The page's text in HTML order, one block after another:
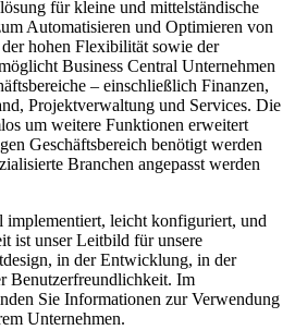
für kleine und mittelständische
Automatisieren und Optimieren von
hohen Flexibilität sowie der
Business Central Unternehmen
– einschließlich Finanzen,
Projektverwaltung und Services. Die
um weitere Funktionen erweitert
Geschäftsbereich benötigt werden
Branchen angepasst werden
implementiert, leicht konfiguriert, und
ist unser Leitbild für unsere
in der Entwicklung, in der
Benutzerfreundlichkeit. Im
Sie Informationen zur Verwendung
Unternehmen.